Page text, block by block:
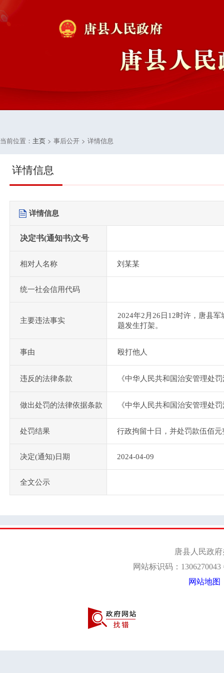
当前位置： 主页 > 事后公开 > 详情信息
详情信息
详情信息
决定书(通知书)文号
相对人名称 刘某某
统一社会信用代码
主要违法事实
2024年2月26日12时许，唐县
题发生打架。
事由 殴打他人
违反的法律条款 《中华人民共和国治安管理处
做出处罚的法律依据条款 《中华人民共和国治安管理处
处罚结果 行政拘留十日，并处罚款伍佰元
决定(通知)日期 2024-04-09
全文公示